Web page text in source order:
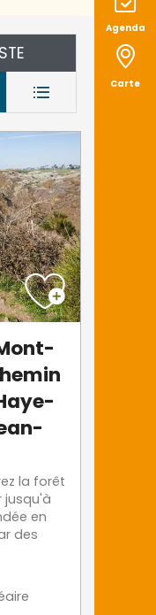
Agenda
Carte
la forêt
jusqu'à
en
des